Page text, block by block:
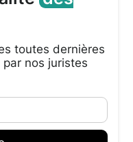
toutes dernières
nos juristes